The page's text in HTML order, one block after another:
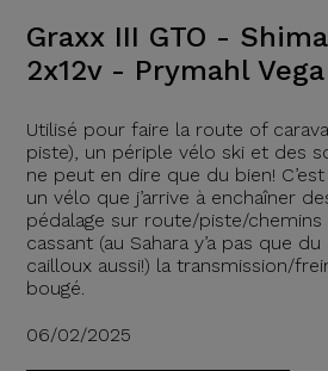
Graxx III GTO -
2x12v - Prymahl
Utilisé pour faire la route of
piste), un périple vélo ski et des
ne peut en dire que du bien!
un vélo que j’arrive à enchaîner
pédalage sur route/piste/
cassant (au Sahara y’a pas que
cailloux aussi!) la transmission/
bougé.
06/02/2025